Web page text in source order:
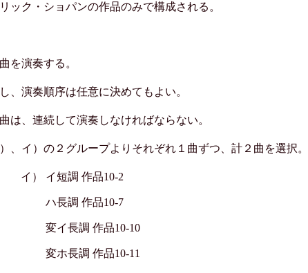
ック・ショパンの作品のみで構成される。
を演奏する。
、演奏順序は任意に決めてもよい。
は、連続して演奏しなければならない。
、イ）の２グループよりそれぞれ１曲ずつ、計２曲を選択。
イ） イ短調 作品10-2
ハ長調 作品10-7
変イ長調 作品10-10
変ホ長調 作品10-11